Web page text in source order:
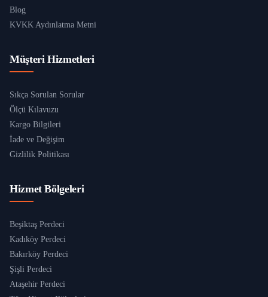
Blog
KVKK Aydınlatma Metni
Müşteri Hizmetleri
Sıkça Sorulan Sorular
Ölçü Kılavuzu
Kargo Bilgileri
İade ve Değişim
Gizlilik Politikası
Hizmet Bölgeleri
Beşiktaş Perdeci
Kadıköy Perdeci
Bakırköy Perdeci
Şişli Perdeci
Ataşehir Perdeci